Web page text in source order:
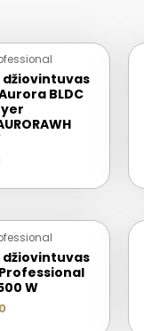
džiovintuvas
BLDC
džiovintuvas
Professional
W